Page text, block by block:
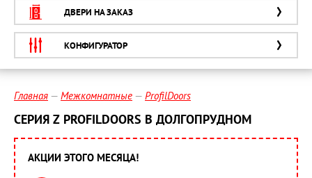
ДВЕРИ НА ЗАКАЗ
КОНФИГУРАТОР
Главная Межкомнатные ProfilDoors
СЕРИЯ Z PROFILDOORS В ДОЛГОПРУДНОМ
АКЦИИ ЭТОГО МЕСЯЦА!